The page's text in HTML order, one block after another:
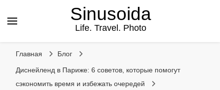
Sinusoida
Life. Travel. Photo
Главная Блог
Диснейленд в Париже: 6 советов, которые помогут
сэкономить время и избежать очередей